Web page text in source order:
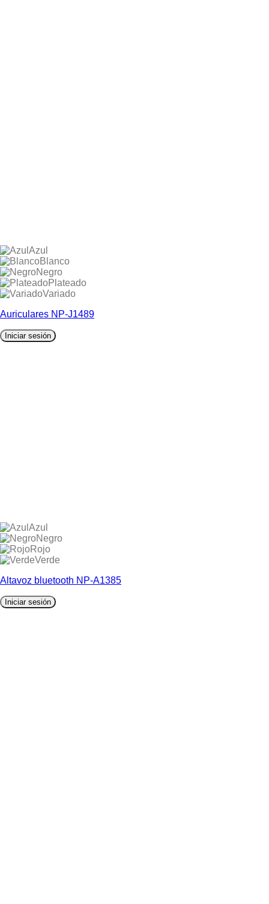
Azul
Blanco
Negro
Plateado
Variado
Auriculares NP-J1489
Iniciar sesión
Azul
Negro
Rojo
Verde
Altavoz bluetooth NP-A1385
Iniciar sesión